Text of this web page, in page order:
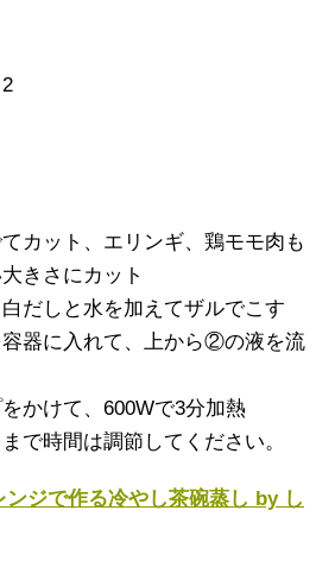
カット、エリンギ、鶏モモ肉も
きさにカット
だしと水を加えてザルでこす
器に入れて、上から②の液を流
かけて、600Wで3分加熱
で時間は調節してください。
ンジで作る冷やし茶碗蒸し by し